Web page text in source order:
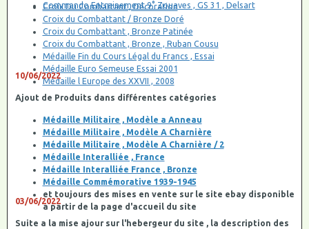
Commando Entrainement 9° Zouaves , GS 31 , Delsart
Croix Du Combattant , Décoration
Croix du Combattant / Bronze Doré
Croix du Combattant , Bronze Patinée
Croix du Combattant , Bronze , Ruban Cousu
Médaille Fin du Cours Légal du Francs , Essai
Médaille Euro Semeuse Essai 2001
Médaille l Europe des XXVII , 2008
10/06/2022
Ajout de Produits dans différentes catégories
Médaille Militaire , Modèle a Anneau
Médaille Militaire , Modèle A Charnière
Médaille Militaire , Modèle A Charnière / 2
Médaille Interalliée , France
Médaille Interalliée France , Bronze
Médaille Commémorative 1939-1945
et toujours des mises en vente sur le site ebay disponible
a partir de la page d'accueil du site
03/06/2022
Suite a la mise ajour sur l'hebergeur du site , la description des